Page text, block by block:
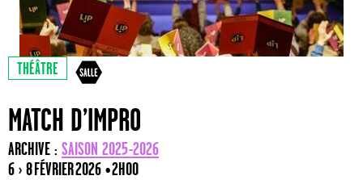
THÉÂTRE
MATCH D’IMPRO
ARCHIVE : SAISON 2025-2026
6 › 8 FÉVRIER 2026 • 2H00